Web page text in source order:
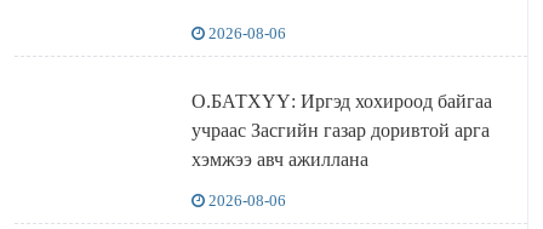
2026-08-06
О.БАТХҮҮ: Иргэд хохироод байгаа
учраас Засгийн газар доривтой арга
хэмжээ авч ажиллана
2026-08-06